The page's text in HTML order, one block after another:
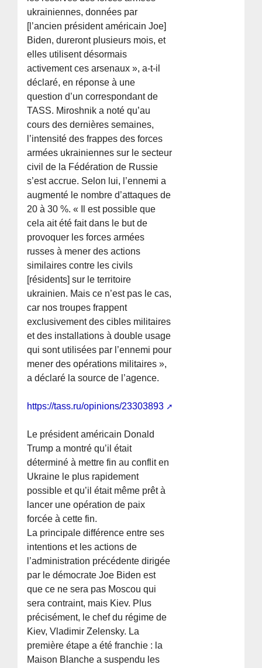
ukrainiennes, données par
[l’ancien président américain Joe]
Biden, dureront plusieurs mois, et
elles utilisent désormais
activement ces arsenaux », a-t-il
déclaré, en réponse à une
question d’un correspondant de
TASS. Miroshnik a noté qu’au
cours des dernières semaines,
l’intensité des frappes des forces
armées ukrainiennes sur le secteur
civil de la Fédération de Russie
s’est accrue. Selon lui, l’ennemi a
augmenté le nombre d’attaques de
20 à 30 %. « Il est possible que
cela ait été fait dans le but de
provoquer les forces armées
russes à mener des actions
similaires contre les civils
[résidents] sur le territoire
ukrainien. Mais ce n’est pas le cas,
car nos troupes frappent
exclusivement des cibles militaires
et des installations à double usage
qui sont utilisées par l’ennemi pour
mener des opérations militaires »,
a déclaré la source de l’agence.
https://tass.ru/opinions/23303893
Le président américain Donald
Trump a montré qu’il était
déterminé à mettre fin au conflit en
Ukraine le plus rapidement
possible et qu’il était même prêt à
lancer une opération de paix
forcée à cette fin.
La principale différence entre ses
intentions et les actions de
l’administration précédente dirigée
par le démocrate Joe Biden est
que ce ne sera pas Moscou qui
sera contraint, mais Kiev. Plus
précisément, le chef du régime de
Kiev, Vladimir Zelensky. La
première étape a été franchie : la
Maison Blanche a suspendu les